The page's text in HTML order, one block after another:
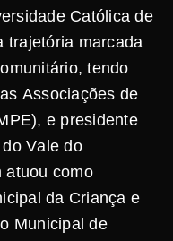
Católica de
trajetória marcada
tendo
Associações de
e presidente
Vale do
atuou como
da Criança e
Municipal de